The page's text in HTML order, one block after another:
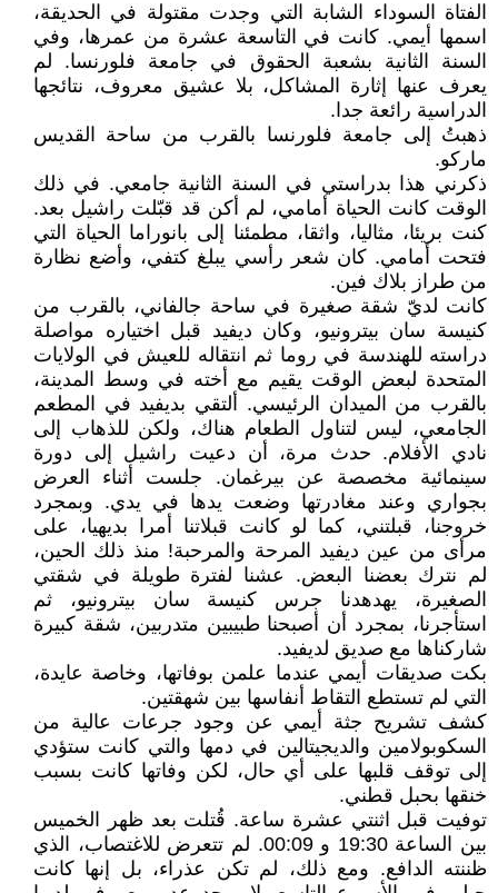
الفتاة السوداء الشابة التي وجدت مقتولة في الحديقة،
اسمها أيمي. كانت في التاسعة عشرة من عمرها، وفي
السنة الثانية بشعبة الحقوق في جامعة فلورنسا. لم
يعرف عنها إثارة المشاكل، بلا عشيق معروف، نتائجها
الدراسية رائعة جدا.
ذهبتُ إلى جامعة فلورنسا بالقرب من ساحة القديس
ماركو.
ذكرني هذا بدراستي في السنة الثانية جامعي. في ذلك
الوقت كانت الحياة أمامي، لم أكن قد قبّلت راشيل بعد.
كنت بريئا، مثاليا، واثقا، مطمئنا إلى بانوراما الحياة التي
فتحت أمامي. كان شعر رأسي يبلغ كتفي، وأضع نظارة
من طراز بلاك فين.
كانت لديّ شقة صغيرة في ساحة جالفاني، بالقرب من
كنيسة سان بيترونيو، وكان ديفيد قبل اختياره مواصلة
دراسته للهندسة في روما ثم انتقاله للعيش في الولايات
المتحدة لبعض الوقت يقيم مع أخته في وسط المدينة،
بالقرب من الميدان الرئيسي. ألتقي بديفيد في المطعم
الجامعي، ليس لتناول الطعام هناك، ولكن للذهاب إلى
نادي الأفلام. حدث مرة، أن دعيت راشيل إلى دورة
سينمائية مخصصة عن بيرغمان. جلست أثناء العرض
بجواري وعند مغادرتها وضعت يدها في يدي. وبمجرد
خروجنا، قبلتني، كما لو كانت قبلاتنا أمرا بديهيا، على
مرأى من عين ديفيد المرحة والمرحبة! منذ ذلك الحين،
لم نترك بعضنا البعض. عشنا لفترة طويلة في شقتي
الصغيرة، يهدهدنا جرس كنيسة سان بيترونيو، ثم
استأجرنا، بمجرد أن أصبحنا طبيبين متدربين، شقة كبيرة
شاركناها مع صديق لديفيد.
بكت صديقات أيمي عندما علمن بوفاتها، وخاصة عايدة،
التي لم تستطع التقاط أنفاسها بين شهقتين.
كشف تشريح جثة أيمي عن وجود جرعات عالية من
السكوبولامين والديجيتالين في دمها والتي كانت ستؤدي
إلى توقف قلبها على أي حال، لكن وفاتها كانت بسبب
خنقها بحبل قطني.
توفيت قبل اثنتي عشرة ساعة. قُتلت بعد ظهر الخميس
بين الساعة 19:30 و 00:09. لم تتعرض للاغتصاب، الذي
ظننته الدافع. ومع ذلك، لم تكن عذراء، بل إنها كانت